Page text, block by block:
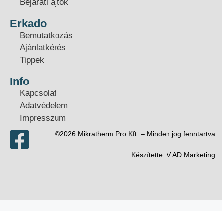
Bejárati ajtók
Erkado
Bemutatkozás
Ajánlatkérés
Tippek
Info
Kapcsolat
Adatvédelem
Impresszum
©2026 Mikratherm Pro Kft. – Minden jog fenntartva​
Készítette: V.AD Marketing